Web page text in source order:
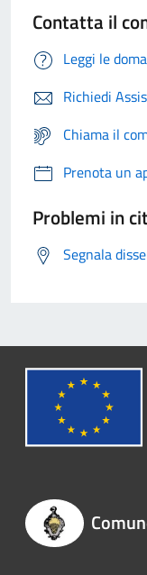
Contatta il
Leggi le
Richiedi
Chiama il
Prenota un
Problemi in
Segnala